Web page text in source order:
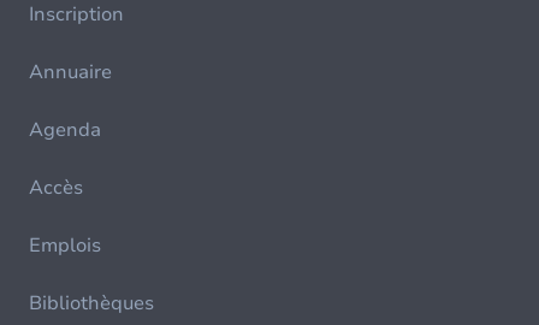
Inscription
Annuaire
Agenda
Accès
Emplois
Bibliothèques